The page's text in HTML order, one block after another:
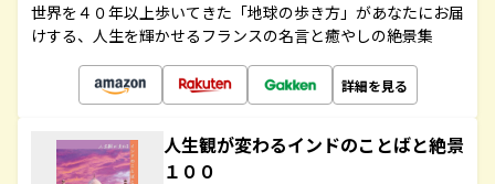
世界を４０年以上歩いてきた「地球の歩き方」があなたにお届
けする、人生を輝かせるフランスの名言と癒やしの絶景集
詳細を見る
人生観が変わるインドのことばと絶景
１００